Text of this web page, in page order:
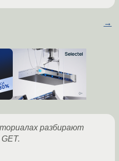
→
разбирают